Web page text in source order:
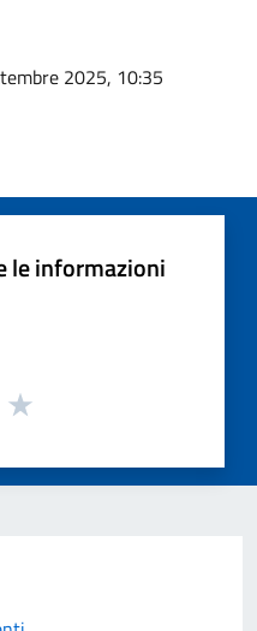
2025, 10:35
le informazioni